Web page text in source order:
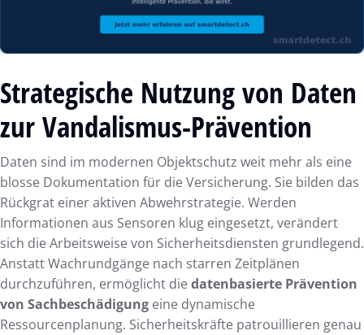
Strategische Nutzung von Daten
zur Vandalismus-Prävention
Daten sind im modernen Objektschutz weit mehr als eine
blosse Dokumentation für die Versicherung. Sie bilden das
Rückgrat einer aktiven Abwehrstrategie. Werden
Informationen aus Sensoren klug eingesetzt, verändert
sich die Arbeitsweise von Sicherheitsdiensten grundlegend.
Anstatt Wachrundgänge nach starren Zeitplänen
durchzuführen, ermöglicht diedatenbasierte Prävention
von Sachbeschädigung eine dynamische
Ressourcenplanung. Sicherheitskräfte patrouillieren genau